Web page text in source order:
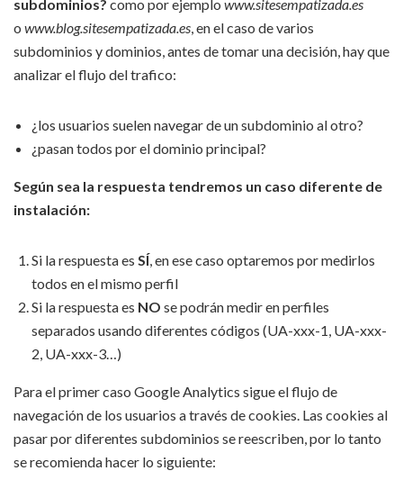
subdominios? como por ejemplo www.sitesempatizada.es
o www.blog.sitesempatizada.es, en el caso de varios
subdominios y dominios, antes de tomar una decisión, hay que
analizar el flujo del trafico:
¿los usuarios suelen navegar de un subdominio al otro?
¿pasan todos por el dominio principal?
Según sea la respuesta tendremos un caso diferente de
instalación:
Si la respuesta es SÍ, en ese caso optaremos por medirlos
todos en el mismo perfil
Si la respuesta es NO se podrán medir en perfiles
separados usando diferentes códigos (UA-xxx-1, UA-xxx-
2, UA-xxx-3…)
Para el primer caso Google Analytics sigue el flujo de
navegación de los usuarios a través de cookies. Las cookies al
pasar por diferentes subdominios se reescriben, por lo tanto
se recomienda hacer lo siguiente: